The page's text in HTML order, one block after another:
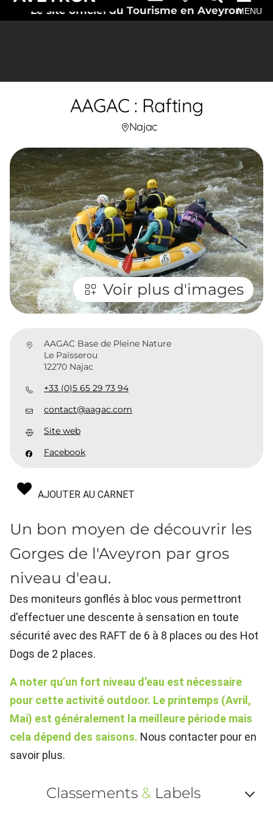
Le site officiel du Tourisme en AveyronMENU
AAGAC : Rafting
Najac
Voir plus d'images
AAGAC Base de Pleine Nature
Le Païsserou
12270 Najac
+33 (0)5 65 29 73 94
contact@aagac.com
Site web
Facebook
AJOUTER AU CARNET
Un bon moyen de découvrir les
Gorges de l'Aveyron par gros
niveau d'eau.
Des moniteurs gonflés à bloc vous permettront
d'effectuer une descente à sensation en toute
sécurité avec des RAFT de 6 à 8 places ou des Hot
Dogs de 2 places.
A noter qu’un fort niveau d’eau est nécessaire
pour cette activité outdoor. Le printemps (Avril,
Mai) est généralement la meilleure période mais
cela dépend des saisons. Nous contacter pour en
savoir plus.
Classements & Labels